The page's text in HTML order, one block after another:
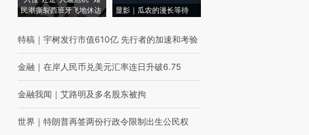
民潮撕裂西班牙飞地休达
显影｜瓜农的漫长等待
特稿 ｜ 宇树发行市值610亿 先行者的加速和考验
金融 ｜ 在岸人民币兑美元汇率连日升破6.75
金融我闻 ｜ 艾路明及多名股东被拘
世界 ｜ 特朗普再签两份行政令限制出生公民权